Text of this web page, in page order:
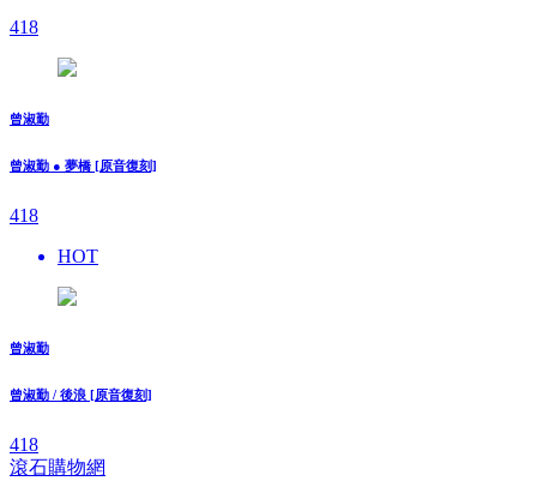
418
曾淑勤
曾淑勤 ● 夢橋 [原音復刻]
418
HOT
曾淑勤
曾淑勤 / 後浪 [原音復刻]
418
滾石購物網